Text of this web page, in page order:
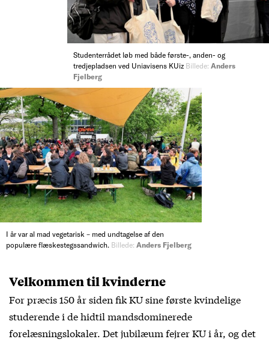
Studenterrådet løb med både første-, anden- og
tredjepladsen ved Uniavisens KUiz Billede: Anders
Fjelberg
I år var al mad vegetarisk – med undtagelse af den
populære flæskestegssandwich. Billede: Anders Fjelberg
Velkommen til kvinderne
For præcis 150 år siden fik KU sine første kvindelige
studerende i de hidtil mandsdominerede
forelæsningslokaler. Det jubilæum fejrer KU i år, og det